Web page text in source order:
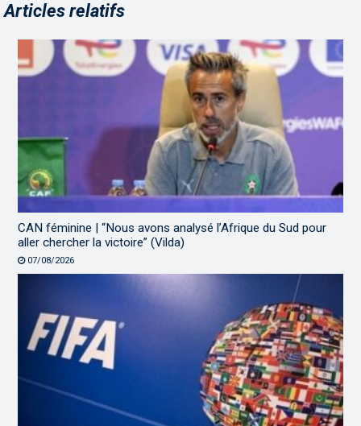
Articles relatifs
CAN féminine | “Nous avons analysé l’Afrique du Sud pour
aller chercher la victoire” (Vilda)
07/08/2026